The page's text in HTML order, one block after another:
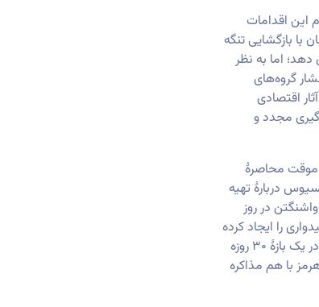
این اقدامات
با بازگشایی تنگه
دهد؛ اما به نظر
گروه‌های
اقتصادی
مجدد و
موقت محاصرهٔ
دربارهٔ تهیه
در روز
را ایجاد کرده
که جنگ هر چه زودتر کاملاً پایان یابد و در یک بازهٔ ۳۰ روزه
با هم مذاکره